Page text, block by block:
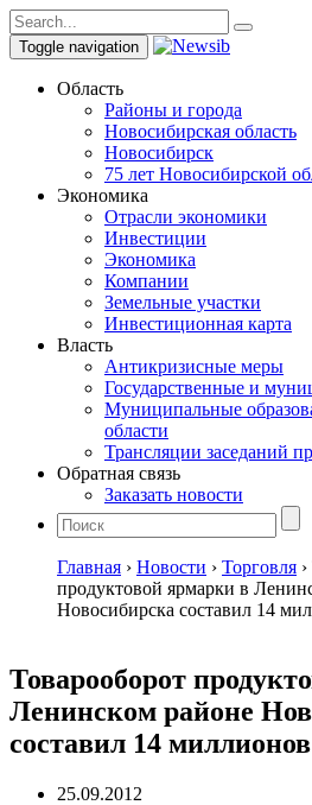
Toggle navigation
Область
Районы и города
Новосибирская область
Новосибирск
75 лет Новосибирской
Экономика
Отрасли экономики
Инвестиции
Экономика
Компании
Земельные участки
Инвестиционная карта
Власть
Антикризисные меры
Государственные и
Муниципальные
области
Трансляции заседаний
Обратная связь
Заказать новости
Главная › Новости › Торговля ›
продуктовой ярмарки в
Новосибирска составил 14
Товарооборот
Ленинском районе
составил 14
25.09.2012